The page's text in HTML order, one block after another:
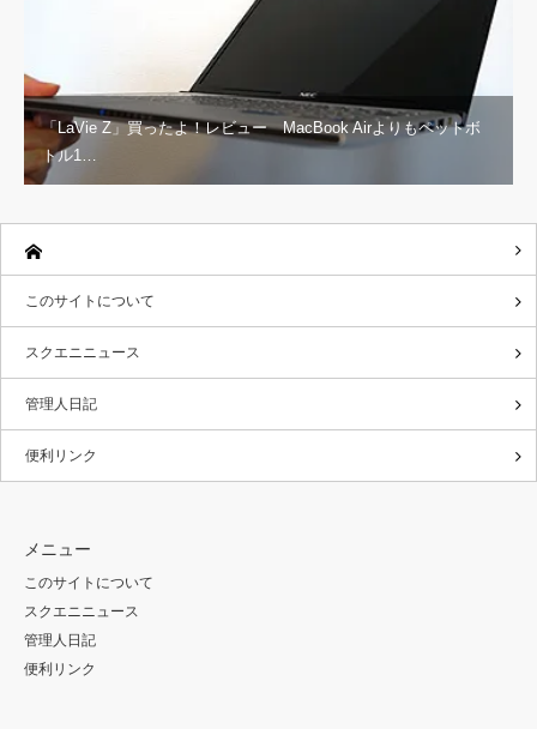
「LaVie Z」買ったよ！レビュー MacBook Airよりもペットボ
トル1…
このサイトについて
スクエニニュース
管理人日記
便利リンク
メニュー
このサイトについて
スクエニニュース
管理人日記
便利リンク